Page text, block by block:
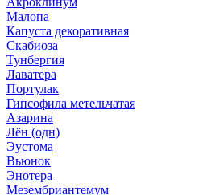
Малопа
Капуста декоративная
Скабиоза
Тунбергия
Лаватера
Портулак
Гипсофила метельчатая
Азарина
Лён (одн)
Эустома
Вьюнок
Энотера
Мезембриантемум